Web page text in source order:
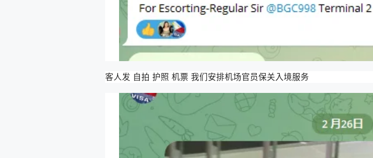
客人发 自拍 护照 机票 我们安排机场官员保关入境服务